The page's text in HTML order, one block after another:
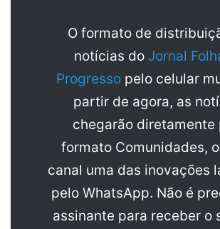
O formato de
notícias do Jornal
Progresso pelo celular
partir de agora, as
chegarão diretamente
formato Comunidades,
canal uma das inovações
pelo WhatsApp. Não é
assinante para receber o